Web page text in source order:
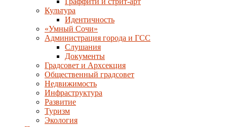
Культура
Идентичность
«Умный Сочи»
Администрация города и ГСС
Слушания
Документы
Градсовет и Архсекция
Общественный градсовет
Недвижимость
Инфраструктура
Развитие
Туризм
Экология